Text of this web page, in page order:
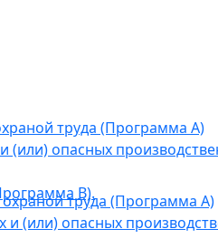
труда (Программа А)
опасных
В).
труда (Программа А)
(или) опасных